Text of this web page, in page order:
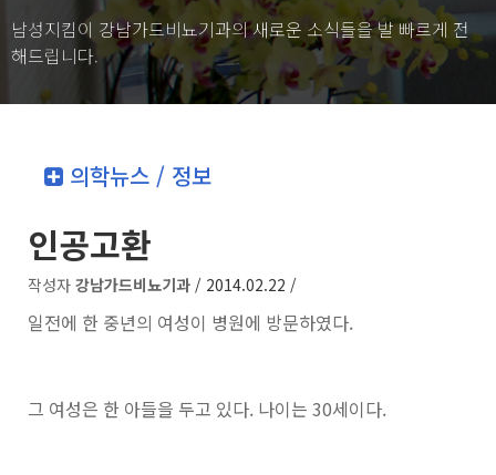
남성지킴이 강남가드비뇨기과의 새로운 소식들을 발 빠르게 전
해드립니다.
의학뉴스 / 정보
인공고환
작성자 강남가드비뇨기과 / 2014.02.22 /
일전에 한 중년의 여성이 병원에 방문하였다.
그 여성은 한 아들을 두고 있다. 나이는 30세이다.